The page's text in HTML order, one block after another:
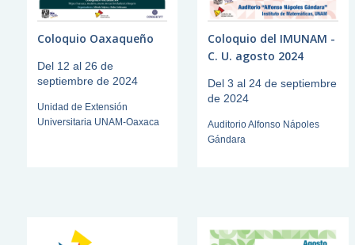
Coloquio Oaxaqueño
Del 12 al 26 de
septiembre de 2024
Unidad de Extensión
Universitaria UNAM-Oaxaca
Coloquio del IMUNAM -
C. U. agosto 2024
Del 3 al 24 de septiembre
de 2024
Auditorio Alfonso Nápoles
Gándara